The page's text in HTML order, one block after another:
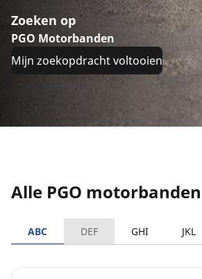
Zoeken op
PGO Motorbanden
Mijn zoekopdracht voltooien
Alle PGO motorbanden
ABC DEF GHI JKL